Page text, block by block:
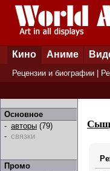
Кино Аниме
Рецензии и биографии
Основное
- авторы (79)
- связки
Промо